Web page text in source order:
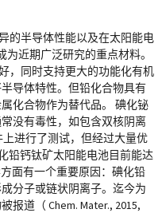
的半导体性能以及在太阳能电
近期广泛研究的重点材料。
，同时支持更大的功能化有机
导体特性。但铅化合物具有
化合物作为替代品。 碘化铋
没有毒性，如包含双核阴离
上进行了测试，但经过大量优
铅钙钛矿太阳能电池目前能达
面有一个重要原因：碘化铅
分子或链状阴离子。迄今为
报道（ Chem. Mater., 2015,